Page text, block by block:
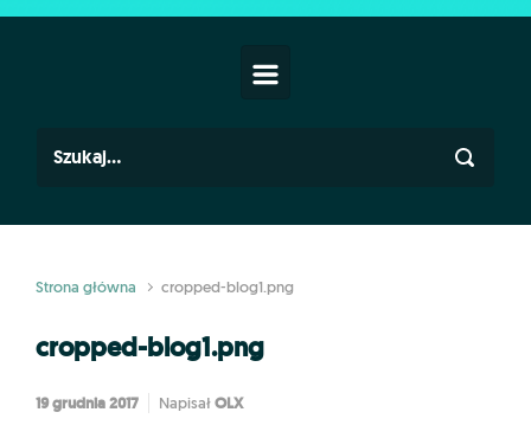
Strona główna cropped-blog1.png
cropped-blog1.png
19 grudnia 2017 Napisał OLX